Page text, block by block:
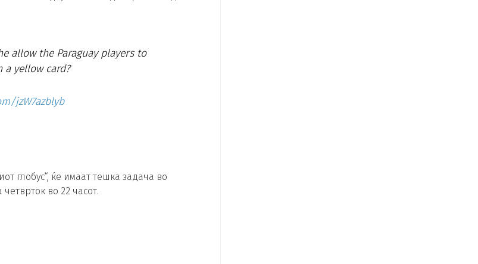
allow the Paraguay players to
yellow card?
jzW7azblyb
глобус“, ќе имаат тешка задача во
во 22 часот.